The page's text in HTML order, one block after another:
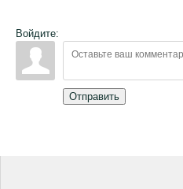
Войдите:
Отправить